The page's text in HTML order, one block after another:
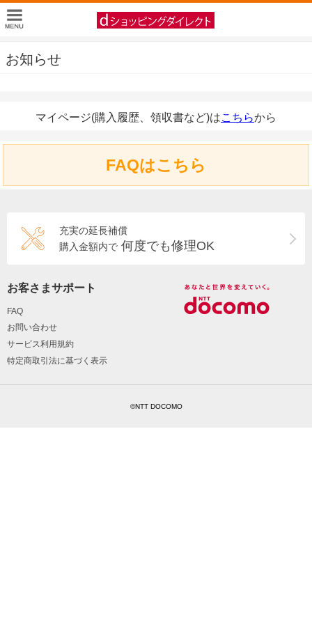
お知らせ
マイページ(購入履歴、領収書など)はこちらから
FAQはこちら
充実の延長補償
購入金額内で 何度でも修理OK
お客さまサポート
FAQ
お問い合わせ
サービス利用規約
特定商取引法に基づく表示
©NTT DOCOMO